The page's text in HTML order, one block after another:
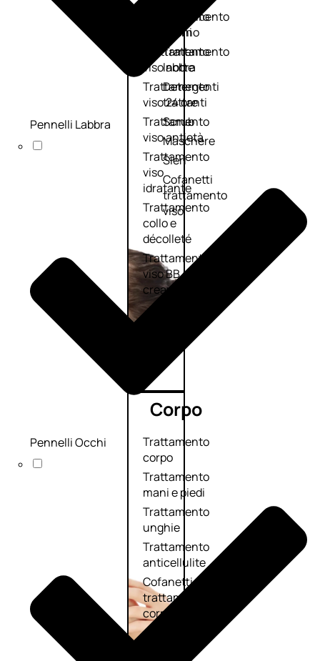
Trattamento
viso giorno
Trattamento
viso notte
Trattamento
viso 24 ore
Trattamento
viso antietà
Trattamento
viso
idratante
Trattamento
collo e
décolleté
Trattamento
viso BB e CC
cream
Trattamento
occhi
Trattamento
labbra
Detergenti
trattanti
Scrub
Maschere
Sieri
Cofanetti
trattamento
viso
Corpo
Trattamento
corpo
Trattamento
mani e piedi
Trattamento
unghie
Trattamento
anticellulite
Cofanetti
trattamento
corpo
Pennelli Labbra
Pennelli Occhi